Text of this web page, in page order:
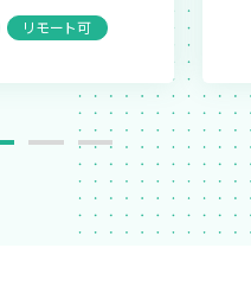
リモート可